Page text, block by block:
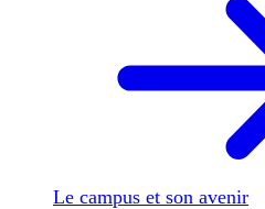
Le campus et son avenir